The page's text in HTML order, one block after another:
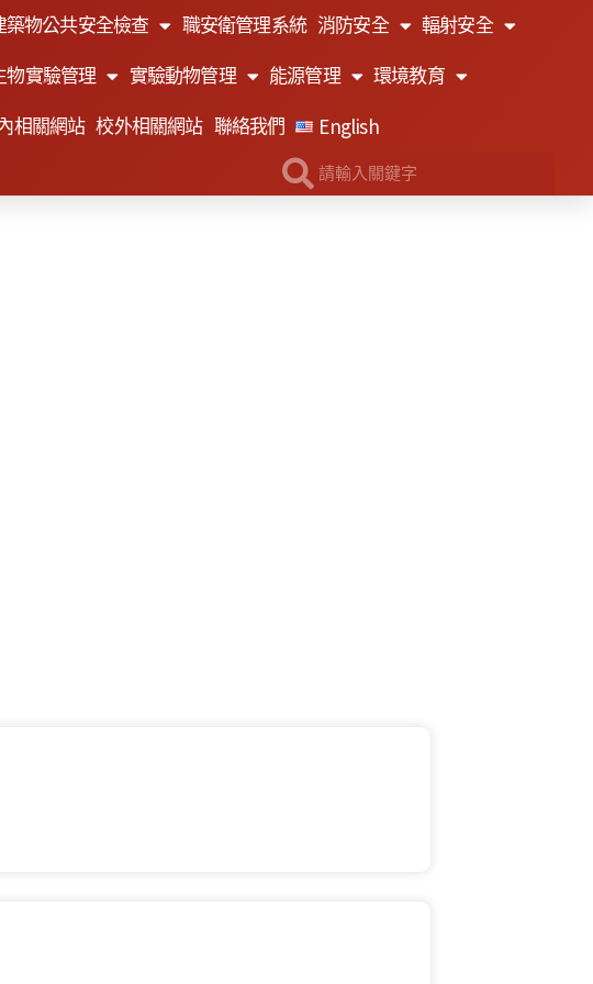
築物公共安全檢查 職安衛管理系統 消防安全 輻射安全
物實驗管理 實驗動物管理 能源管理 環境教育
相關網站 校外相關網站 聯絡我們 English